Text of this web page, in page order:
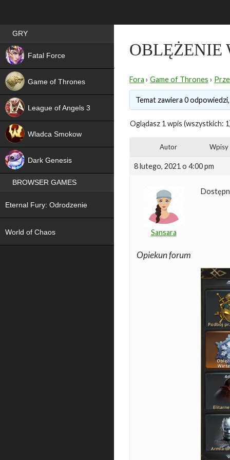
OBLĘŻENIE
Fora › Game of Thrones ›
Temat zawiera 0
Oglądasz 1 wpis (wszystkich:
Autor Wpisy
8 lutego, 2021 o 4:00 pm
Sansara
Opiekun forum
Best RPG games in Poland
GRY
Fatal Force
Game of Thrones
League of Angels 3
Wladca Smokow
Dark Genesis
BROWSER GAMES
Eternal Fury: Odrodzenie
World of Chaos